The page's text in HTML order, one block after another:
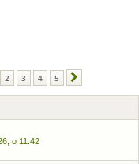
2 3 4 5
o 11:42